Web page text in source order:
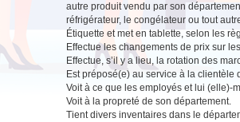
autre produit vendu par son
réfrigérateur, le congélateur ou tout
Étiquette et met en tablette, selon les
Effectue les changements de prix sur
Effectue, s’il y a lieu, la rotation des
Est préposé(e) au service à la clientèle
Voit à ce que les employés et lui (elle)-
Voit à la propreté de son département.
Tient divers inventaires dans le